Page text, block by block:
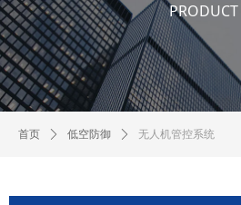
PRODUCT
首页 ꄲ 低空防御 ꄲ 无人机管控系统